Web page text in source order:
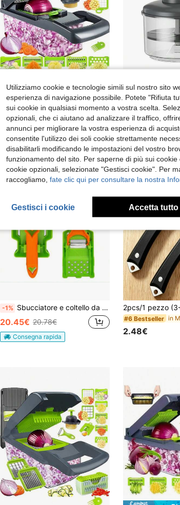
Set completo di 16 pezzi affettatrice, tritatutto di verdure multifunzionale da cucina per preparare insalate, include grattugia con manico, affettatrice di verdure, contenitore coltello, tritatutto di cipolle con lame intercambiabili, utensile da cucina per feste domestiche e vacanze
19 left
14.38€
3 left
18.35€
-1% Sbucciatore e coltello da pelare
20.45€ 20.78€
Consegna rapida
#6 Bestseller
2.48€
Utilizziamo cookie e tecnologie simili sul nostro sito
esperienza di navigazione possibile. Potete "Rifiuta
sui cookie in qualsiasi momento a vostra scelta.
opzionali, che ci aiutano ad analizzare il traffico,
annunci per migliorare la vostra esperienza di
consentite l'utilizzo dei soli cookie strettamente
disabilitarli modificando le impostazioni del vostro
funzionamento del sito. Per saperne di più sui
cookie opzionali, selezionate "Gestisci cookie". Per
raccogliamo, fate clic qui per consultare la nostra
Gestisci i cookie Accetta tutto